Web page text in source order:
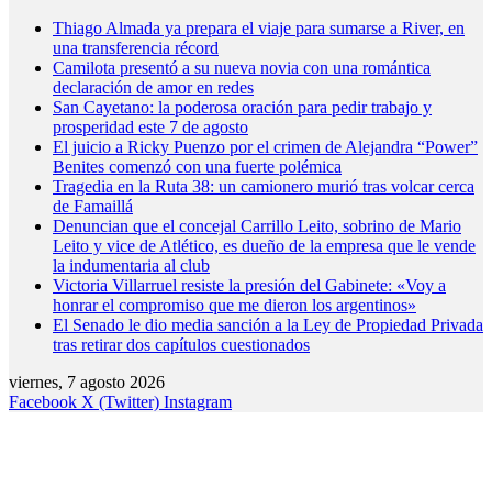
Thiago Almada ya prepara el viaje para sumarse a River, en
una transferencia récord
Camilota presentó a su nueva novia con una romántica
declaración de amor en redes
San Cayetano: la poderosa oración para pedir trabajo y
prosperidad este 7 de agosto
El juicio a Ricky Puenzo por el crimen de Alejandra “Power”
Benites comenzó con una fuerte polémica
Tragedia en la Ruta 38: un camionero murió tras volcar cerca
de Famaillá
Denuncian que el concejal Carrillo Leito, sobrino de Mario
Leito y vice de Atlético, es dueño de la empresa que le vende
la indumentaria al club
Victoria Villarruel resiste la presión del Gabinete: «Voy a
honrar el compromiso que me dieron los argentinos»
El Senado le dio media sanción a la Ley de Propiedad Privada
tras retirar dos capítulos cuestionados
viernes, 7 agosto 2026
Facebook X (Twitter) Instagram